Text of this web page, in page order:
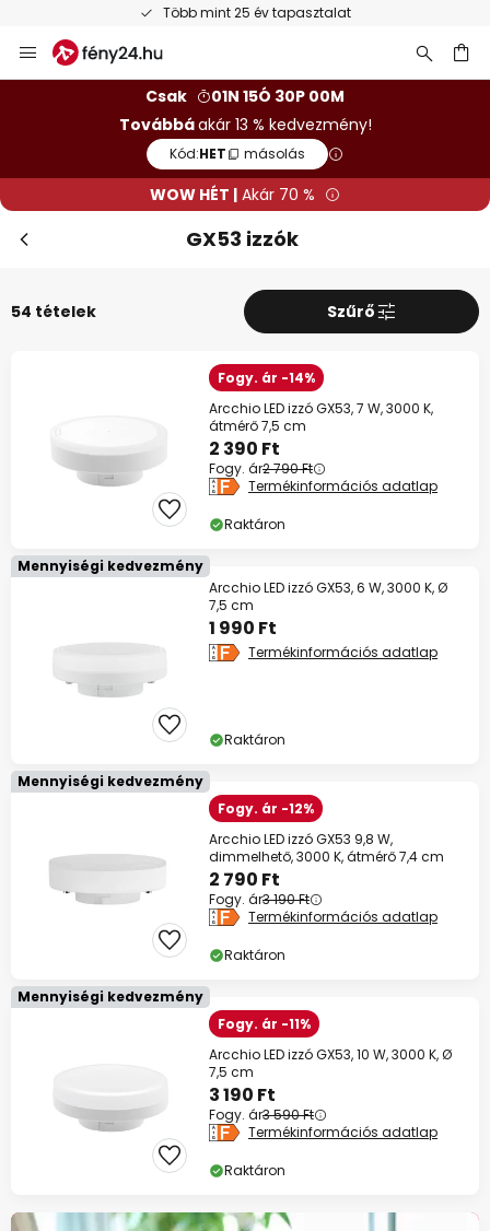
Ingyenes visszaküldés 50 napon belül
Ugrás
a
Csak
01N 15Ó 29P 59M
Továbbáakár 13 % kedvezmény!
Kód:HET másolás
WOW HÉT | Akár 70 %
GX53 izzók
54 tételek Szűrő
Fogy. ár -14%
Arcchio LED izzó GX53, 7 W, 3000 K,
átmérő 7,5 cm
2 390 Ft
Fogy. ár2 790 Ft
Termékinformációs adatlap
Raktáron
Mennyiségi kedvezmény
Arcchio LED izzó GX53, 6 W, 3000 K, Ø
7,5 cm
1 990 Ft
Termékinformációs adatlap
Raktáron
Mennyiségi kedvezmény
Fogy. ár -12%
Arcchio LED izzó GX53 9,8 W,
dimmelhető, 3000 K, átmérő 7,4 cm
2 790 Ft
Fogy. ár3 190 Ft
Termékinformációs adatlap
Raktáron
Mennyiségi kedvezmény
Fogy. ár -11%
Arcchio LED izzó GX53, 10 W, 3000 K, Ø
7,5 cm
3 190 Ft
Fogy. ár3 590 Ft
Termékinformációs adatlap
Raktáron
WOW HÉT
10%
39 990 Ft felett
13% 59 990 Ft felett
Kód:HET másolás
Spórolj most